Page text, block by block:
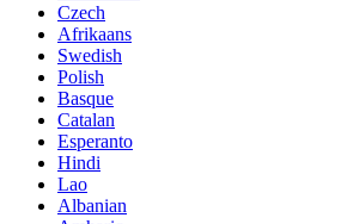
Czech
Afrikaans
Swedish
Polish
Basque
Catalan
Esperanto
Hindi
Lao
Albanian